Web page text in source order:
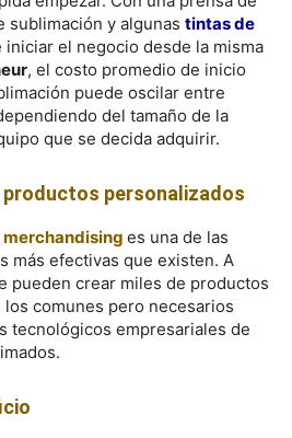
sublimación y algunas tintas de
iniciar el negocio desde la misma
, el costo promedio de inicio
puede oscilar entre
del tamaño de la
que se decida adquirir.
productos personalizados
merchandising es una de las
más efectivas que existen. A
pueden crear miles de productos
comunes pero necesarios
tecnológicos empresariales de